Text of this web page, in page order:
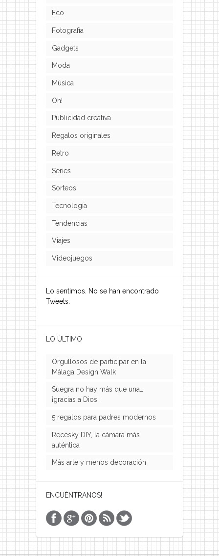
Eco
Fotografía
Gadgets
Moda
Música
Oh!
Publicidad creativa
Regalos originales
Retro
Series
Sorteos
Tecnología
Tendencias
Viajes
Videojuegos
Lo sentimos. No se han encontrado
Tweets.
LO ÚLTIMO
Orgullosos de participar en la
Málaga Design Walk
Suegra no hay más que una…
¡gracias a Dios!
5 regalos para padres modernos
Recesky DIY, la cámara más
auténtica
Más arte y menos decoración
ENCUÉNTRANOS!